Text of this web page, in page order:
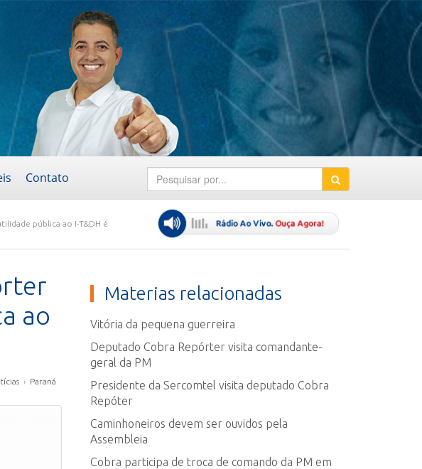
Contato
pública ao I-T&DH é
ao
› Paraná
Materias relacionadas
Vitória da pequena guerreira
Deputado Cobra Repórter visita comandante-
geral da PM
Presidente da Sercomtel visita deputado Cobra
Repóter
Caminhoneiros devem ser ouvidos pela
Assembleia
Cobra participa de troca de comando da PM em